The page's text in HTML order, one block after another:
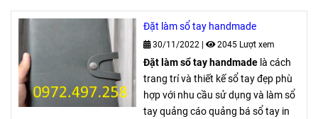
Đặt làm sổ tay handmade
30/11/2022 | 2045 Lượt xem
Đặt làm sổ tay handmade là cách
trang trí và thiết kế sổ tay đẹp phù
hợp với nhu cầu sử dụng và làm sổ
tay quảng cáo quảng bá sổ tay in